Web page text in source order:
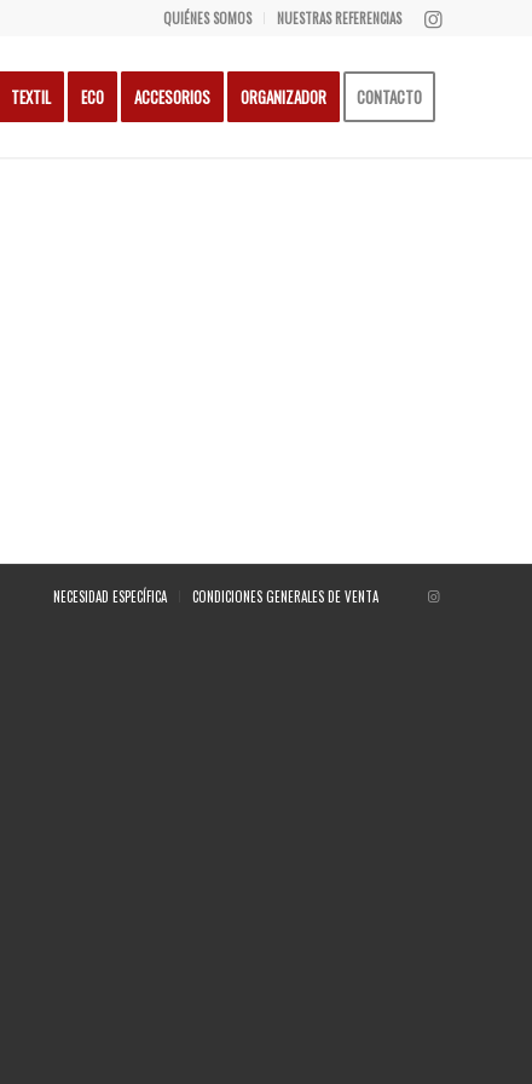
QUIÉNES SOMOS NUESTRAS REFERENCIAS
TEXTIL ECO ACCESORIOS ORGANIZADOR CONTACTO
NECESIDAD ESPECÍFICA CONDICIONES GENERALES DE VENTA